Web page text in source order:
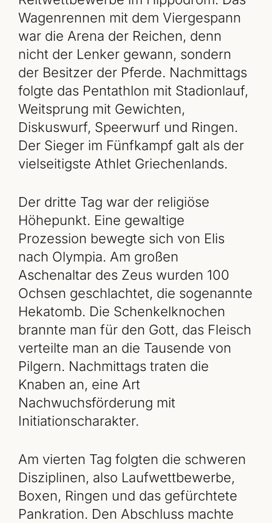
Wagenrennen mit dem Viergespann
war die Arena der Reichen, denn
nicht der Lenker gewann, sondern
der Besitzer der Pferde. Nachmittags
folgte das Pentathlon mit Stadionlauf,
Weitsprung mit Gewichten,
Diskuswurf, Speerwurf und Ringen.
Der Sieger im Fünfkampf galt als der
vielseitigste Athlet Griechenlands.
Der dritte Tag war der religiöse
Höhepunkt. Eine gewaltige
Prozession bewegte sich von Elis
nach Olympia. Am großen
Aschenaltar des Zeus wurden 100
Ochsen geschlachtet, die sogenannte
Hekatomb. Die Schenkelknochen
brannte man für den Gott, das Fleisch
verteilte man an die Tausende von
Pilgern. Nachmittags traten die
Knaben an, eine Art
Nachwuchsförderung mit
Initiationscharakter.
Am vierten Tag folgten die schweren
Disziplinen, also Laufwettbewerbe,
Boxen, Ringen und das gefürchtete
Pankration. Den Abschluss machte